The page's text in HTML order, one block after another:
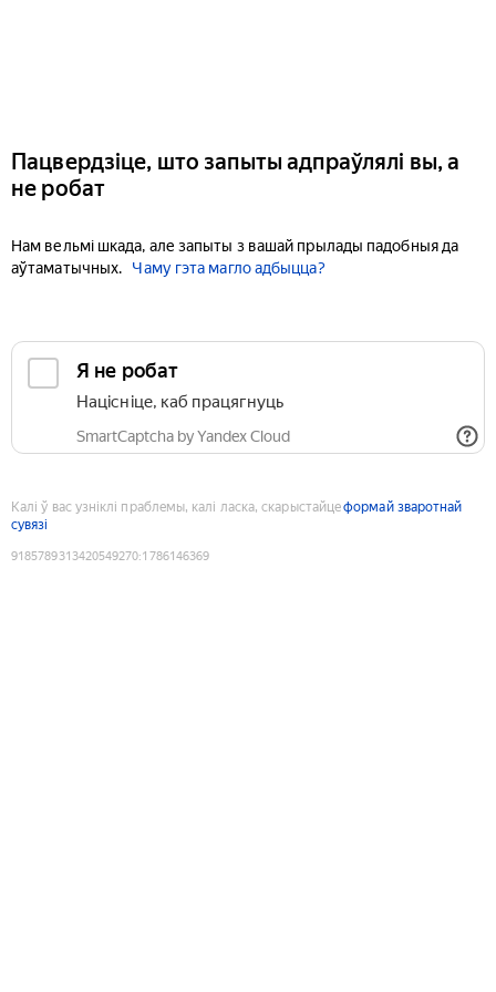
Пацвердзіце, што запыты адпраўлялі вы, а
не робат
Нам вельмі шкада, але запыты з вашай прылады падобныя да
аўтаматычных.
Чаму гэта магло адбыцца?
Я не робат
Націсніце, каб працягнуць
SmartCaptcha by Yandex Cloud
Калі ў вас узніклі праблемы, калі ласка, скарыстайцеформай зваротнай
сувязі
9185789313420549270:1786146369